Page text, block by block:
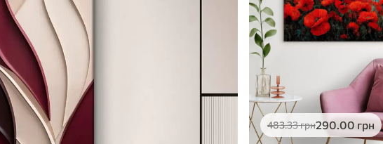
483.33грн290.00 грн